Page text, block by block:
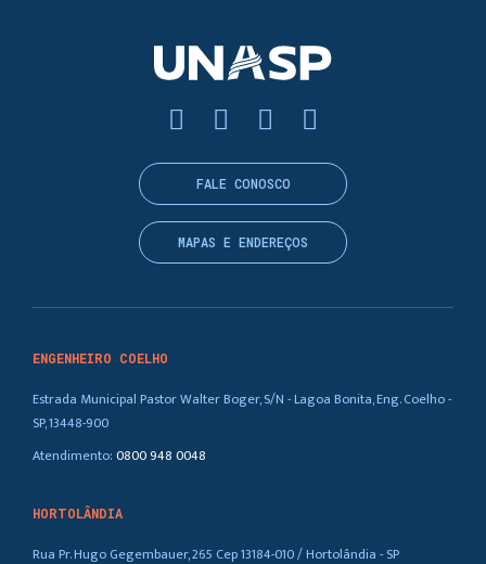
ENGENHEIRO COELHO
Estrada Municipal Pastor Walter Boger, S/N - Lagoa Bonita, Eng. Coelho -
SP, 13448-900
Atendimento:0800 948 0048
HORTOLÂNDIA
Rua Pr. Hugo Gegembauer, 265 Cep 13184-010 / Hortolândia - SP
FALE CONOSCO
MAPAS E ENDEREÇOS